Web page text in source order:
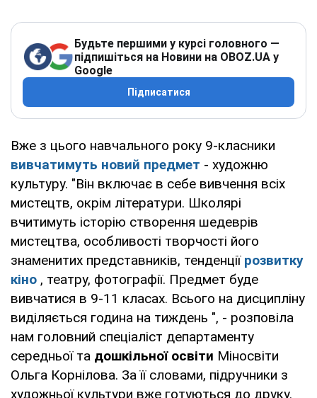
Будьте першими у курсі головного —
підпишіться на Новини на OBOZ.UA у
Google
Підписатися
Вже з цього навчального року 9-класники
вивчатимуть новий предмет - художню
культуру. "Він включає в себе вивчення всіх
мистецтв, окрім літератури. Школярі
вчитимуть історію створення шедеврів
мистецтва, особливості творчості його
знаменитих представників, тенденції розвитку
кіно , театру, фотографії. Предмет буде
вивчатися в 9-11 класах. Всього на дисципліну
виділяється година на тиждень ", - розповіла
нам головний спеціаліст департаменту
середньої та дошкільної освіти Міносвіти
Ольга Корнілова. За її словами, підручники з
художньої культури вже готуються до друку.